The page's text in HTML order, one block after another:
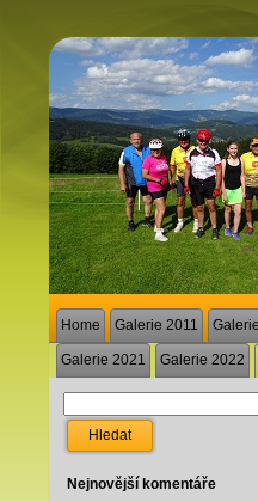
Home Galerie 2011
Galerie 2021 Galerie 2022
Nejnovější komentáře